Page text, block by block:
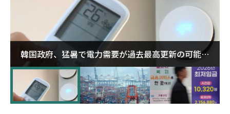
韓国政府、猛暑で電力需要が過去最高更新の可能性
に需給対応体制を点検